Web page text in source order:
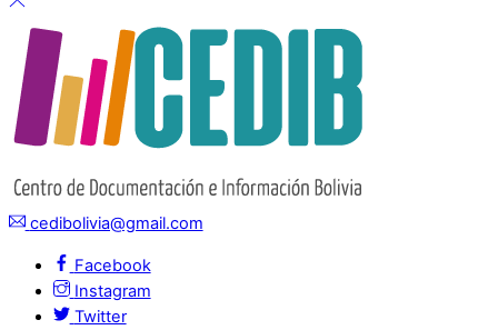
cedibolivia@gmail.com
Facebook
Instagram
Twitter